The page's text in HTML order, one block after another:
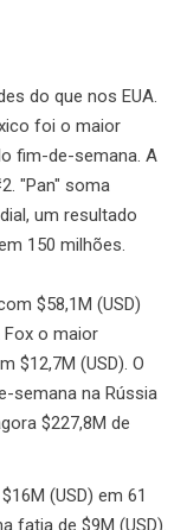
do que nos EUA.
foi o maior
fim-de-semana. A
"Pan" soma
um resultado
150 milhões.
$58,1M (USD)
Fox o maior
$12,7M (USD). O
semana na Rússia
$227,8M de
(USD) em 61
fatia de $9M (USD).